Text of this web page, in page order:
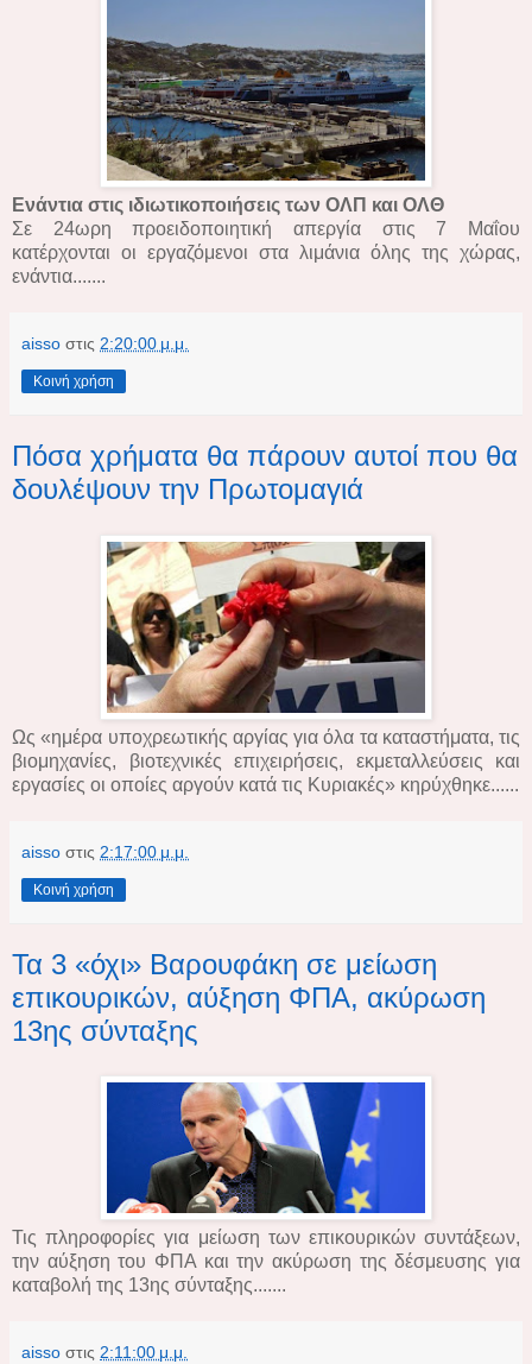
Ενάντια στις ιδιωτικοποιήσεις των ΟΛΠ και ΟΛΘ
Σε 24ωρη προειδοποιητική απεργία στις 7 Μαΐου
κατέρχονται οι εργαζόμενοι στα λιμάνια όλης της χώρας,
ενάντια.......
aisso στις 2:20:00 μ.μ.
Κοινή χρήση
Πόσα χρήματα θα πάρουν αυτοί που θα
δουλέψουν την Πρωτομαγιά
Ως «ημέρα υποχρεωτικής αργίας για όλα τα καταστήματα, τις
βιομηχανίες, βιοτεχνικές επιχειρήσεις, εκμεταλλεύσεις και
εργασίες οι οποίες αργούν κατά τις Κυριακές» κηρύχθηκε......
aisso στις 2:17:00 μ.μ.
Κοινή χρήση
Τα 3 «όχι» Βαρουφάκη σε μείωση
επικουρικών, αύξηση ΦΠΑ, ακύρωση
13ης σύνταξης
Τις πληροφορίες για μείωση των επικουρικών συντάξεων,
την αύξηση του ΦΠΑ και την ακύρωση της δέσμευσης για
καταβολή της 13ης σύνταξης.......
aisso στις 2:11:00 μ.μ.